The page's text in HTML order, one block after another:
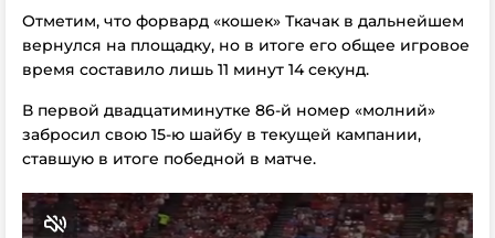
Отметим, что форвард «кошек» Ткачак в дальнейшем
вернулся на площадку, но в итоге его общее игровое
время составило лишь 11 минут 14 секунд.
В первой двадцатиминутке 86-й номер «молний»
забросил свою 15-ю шайбу в текущей кампании,
ставшую в итоге победной в матче.